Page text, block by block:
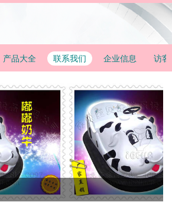
产品大全 联系我们 企业信息 访客